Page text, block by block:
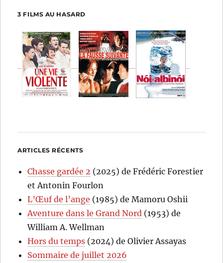
3 FILMS AU HASARD
ARTICLES RÉCENTS
Chasse gardée 2 (2025) de Frédéric Forestier
et Antonin Fourlon
L’Œuf de l’ange (1985) de Mamoru Oshii
Aventure dans le Grand Nord (1953) de
William A. Wellman
Hors du temps (2024) de Olivier Assayas
Sommaire de juillet 2026